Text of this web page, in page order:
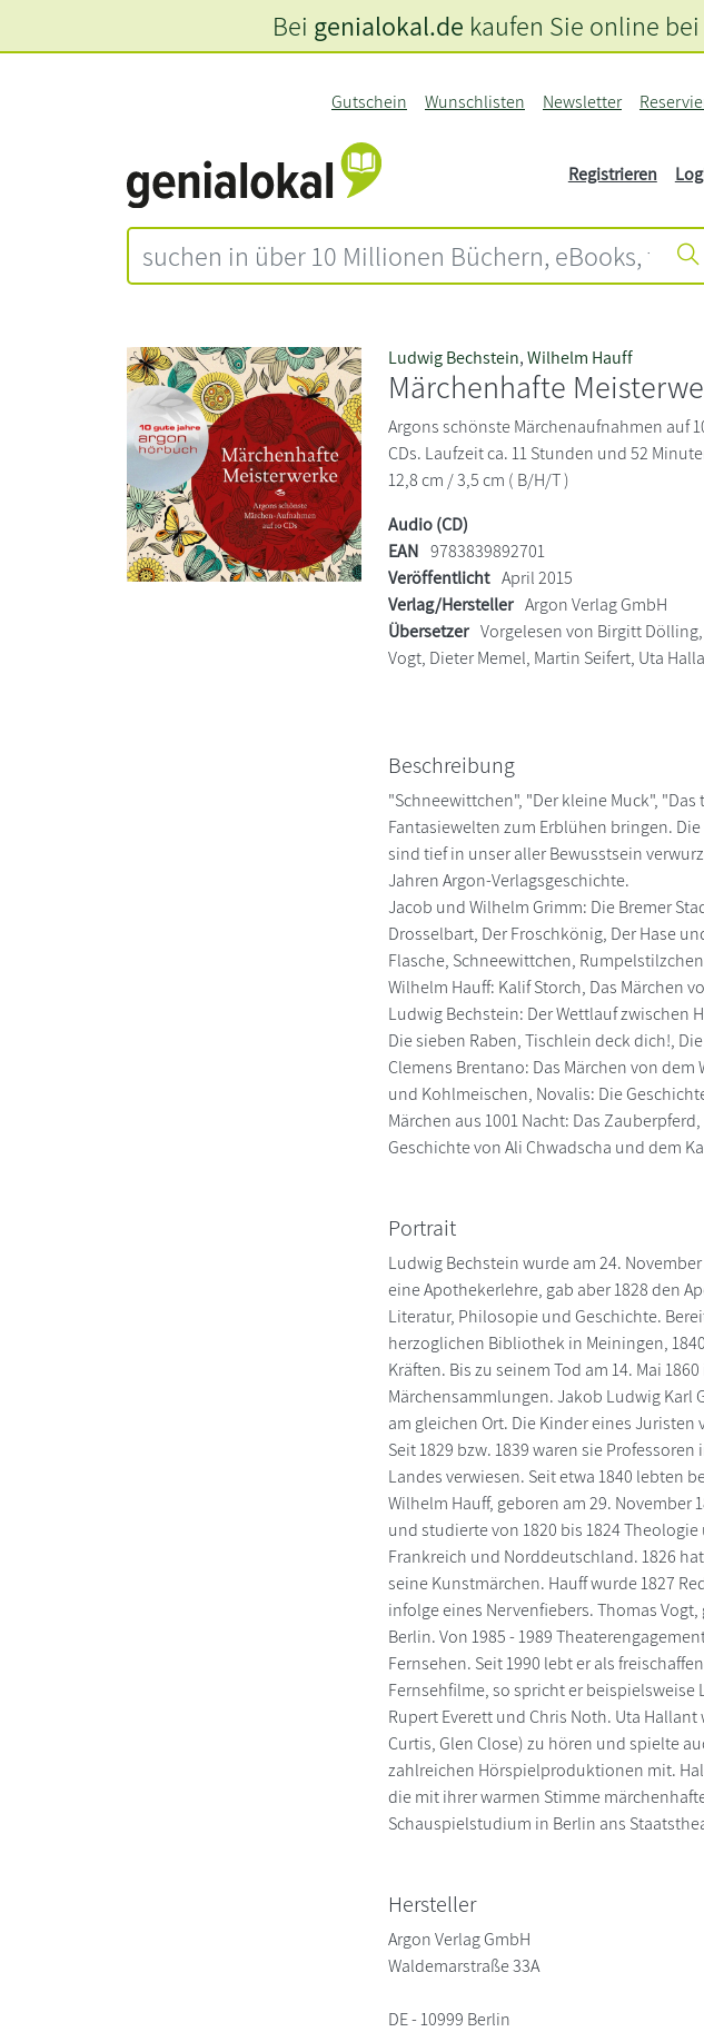
Gutschein Wunschlisten Newsletter
Registrieren
Bei genialokal.de kaufen Sie online
Ludwig Bechstein,Wilhelm Hauff
Märchenhafte
Argons schönste Märchenaufnahmen auf
CDs. Laufzeit ca. 11 Stunden und 52
12,8 cm / 3,5 cm ( B/H/T )
Audio (CD)
EAN 9783839892701
Veröffentlicht April 2015
Verlag/Hersteller Argon Verlag GmbH
Übersetzer Vorgelesen von Birgitt
Vogt, Dieter Memel, Martin Seifert, Uta
Beschreibung
"Schneewittchen", "Der kleine Muck",
Fantasiewelten zum Erblühen bringen.
sind tief in unser aller Bewusstsein
Jahren Argon-Verlagsgeschichte.
Jacob und Wilhelm Grimm: Die Bremer
Drosselbart, Der Froschkönig, Der Hase
Flasche, Schneewittchen,
Wilhelm Hauff: Kalif Storch, Das Märchen
Ludwig Bechstein: Der Wettlauf zwischen
Die sieben Raben, Tischlein deck dich!,
Clemens Brentano: Das Märchen von
und Kohlmeischen, Novalis: Die
Märchen aus 1001 Nacht: Das
Geschichte von Ali Chwadscha und dem
Portrait
Ludwig Bechstein wurde am 24.
eine Apothekerlehre, gab aber 1828 den
Literatur, Philosopie und Geschichte.
herzoglichen Bibliothek in Meiningen,
Kräften. Bis zu seinem Tod am 14. Mai
Märchensammlungen. Jakob Ludwig Karl
am gleichen Ort. Die Kinder eines
Seit 1829 bzw. 1839 waren sie
Landes verwiesen. Seit etwa 1840 lebten
Wilhelm Hauff, geboren am 29.
und studierte von 1820 bis 1824
Frankreich und Norddeutschland. 1826
seine Kunstmärchen. Hauff wurde 1827
infolge eines Nervenfiebers. Thomas
Berlin. Von 1985 - 1989
Fernsehen. Seit 1990 lebt er als
Fernsehfilme, so spricht er
Rupert Everett und Chris Noth. Uta
Curtis, Glen Close) zu hören und spielte
zahlreichen Hörspielproduktionen mit.
die mit ihrer warmen Stimme
Schauspielstudium in Berlin ans
Hersteller
Argon Verlag GmbH
Waldemarstraße 33A
DE - 10999 Berlin